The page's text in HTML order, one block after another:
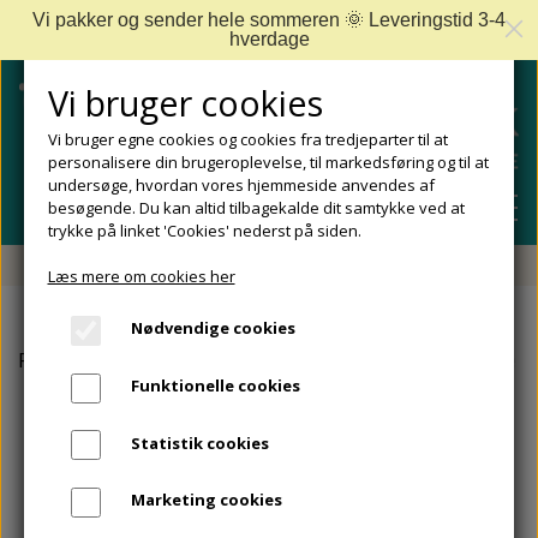
SHOP
FODCREMER
NEGLESVAMP
REDSKABER TIL FODPLEJE OG NEGLEPLEJE
FODFILE OG FODHØVLE
SÅLER, FODINDLÆG OG AFLASTNINGER
FODPROBLEMER
APOFYSITIS CALCANEI/SEVERS SYNDROM
REJSESTØRRELSER
MÆRKER
Fri fragt fra 499 DKK - Levering 1-2 hverdage
Forside
Vi bruger cookies
Vi bruger egne cookies og cookies fra tredjeparter til at
personalisere din brugeroplevelse, til markedsføring og til at
undersøge, hvordan vores hjemmeside anvendes af
besøgende. Du kan altid tilbagekalde dit samtykke ved at
trykke på linket 'Cookies' nederst på siden.
Læs mere om cookies her
Nødvendige cookies
Funktionelle cookies
Statistik cookies
Marketing cookies
Vi pakker og sender hele sommeren 🌞 Leveringstid 3-4
hverdage